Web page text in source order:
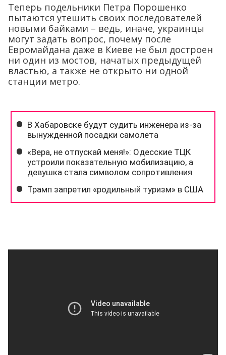
Теперь подельники Петра Порошенко
пытаются утешить своих последователей
новыми байками – ведь, иначе, украинцы
могут задать вопрос, почему после
Евромайдана даже в Киеве не был достроен
ни один из мостов, начатых предыдущей
властью, а также не открыто ни одной
станции метро.